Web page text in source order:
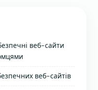
веб-сайти
веб-сайтів